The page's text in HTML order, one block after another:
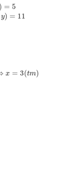
= 5
y) = 11
x+ y)
x = 3(tm)